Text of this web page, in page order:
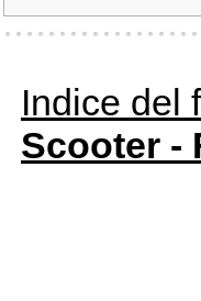
Indice del
Scooter -